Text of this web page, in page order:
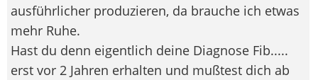
ausführlicher produzieren, da brauche ich etwas
mehr Ruhe.
Hast du denn eigentlich deine Diagnose Fib.....
erst vor 2 Jahren erhalten und mußtest dich ab